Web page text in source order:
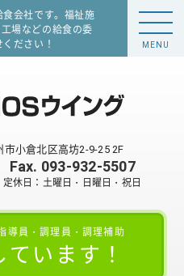
食会社です。福祉施
場などの給食の委
ださい！
市小倉北区高坊2-9-25 2F
Fax. 093-932-5507
休日：土曜日・日曜日・祝日
導員・調理員・調理補助
ています！
MENU